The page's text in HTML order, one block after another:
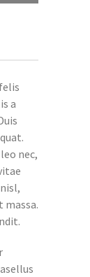
a
nec,
massa.